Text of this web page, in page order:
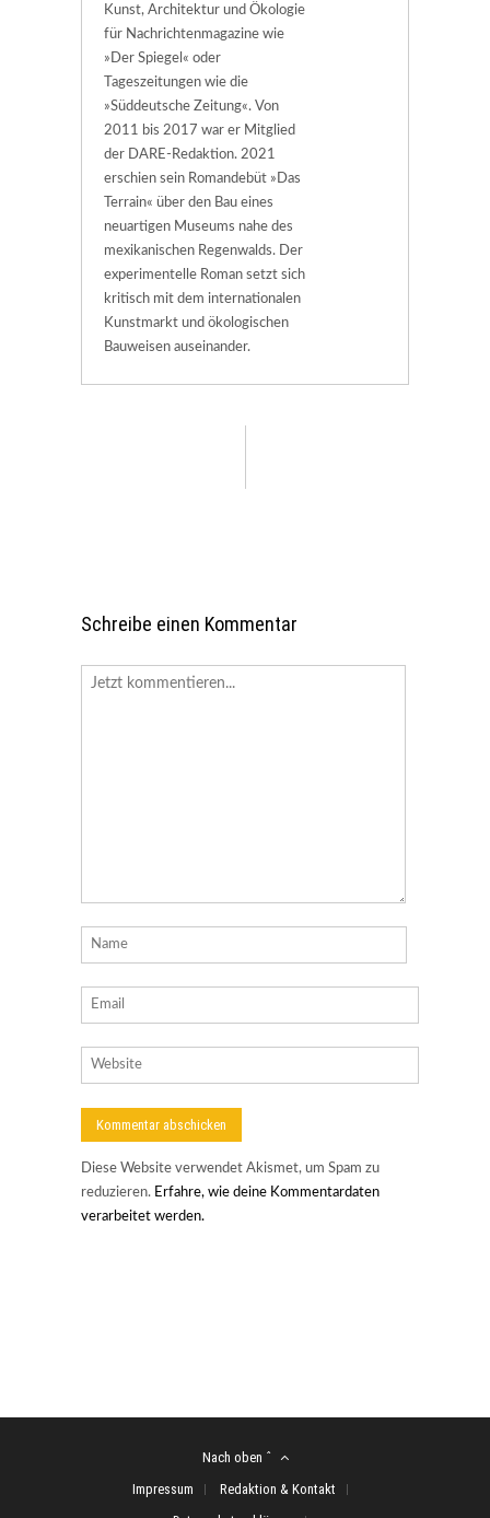
Kunst, Architektur und Ökologie
für Nachrichtenmagazine wie
»Der Spiegel« oder
Tageszeitungen wie die
»Süddeutsche Zeitung«. Von
2011 bis 2017 war er Mitglied
der DARE-Redaktion. 2021
erschien sein Romandebüt »Das
Terrain« über den Bau eines
neuartigen Museums nahe des
mexikanischen Regenwalds. Der
experimentelle Roman setzt sich
kritisch mit dem internationalen
Kunstmarkt und ökologischen
Bauweisen auseinander.
Schreibe einen Kommentar
Diese Website verwendet Akismet, um Spam zu
reduzieren. Erfahre, wie deine Kommentardaten
verarbeitet werden.
Nach oben ˆ
Impressum
Redaktion & Kontakt